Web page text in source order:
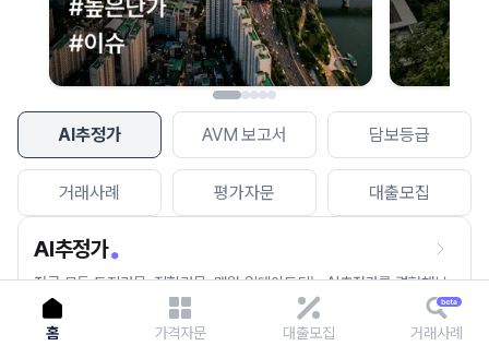
AI추정가 AVM 보고서 담보등급
거래사례 평가자문 대출모집
AI추정가
전국 모든 토지건물, 집합건물, 매월 업데이트되는 AI추정가를 경험해보
세요.
홈 가격자문 대출모집 거래사례